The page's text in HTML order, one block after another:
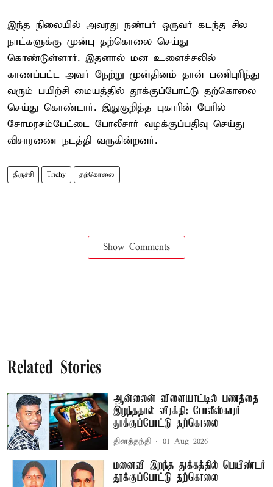
இந்த நிலையில் அவரது நண்பர் ஒருவர் கடந்த சில
நாட்களுக்கு முன்பு தற்கொலை செய்து
கொண்டுள்ளார். இதனால் மன உளைச்சலில்
காணப்பட்ட அவர் நேற்று முன்தினம் தான் பணிபுரிந்து
வரும் பயிற்சி மையத்தில் தூக்குப்போட்டு தற்கொலை
செய்து கொண்டார். இதுகுறித்த புகாரின் பேரில்
சோமரசம்பேட்டை போலீசார் வழக்குப்பதிவு செய்து
விசாரணை நடத்தி வருகின்றனர்.
திருச்சி Trichy தற்கொலை
Show Comments
Related Stories
ஆன்லைன் விளையாட்டில் பணத்தை
இழந்ததால் விரக்தி: போலீஸ்காரர்
தூக்குப்போட்டு தற்கொலை
தினத்தந்தி 01 Aug 2026
மனைவி இறந்த துக்கத்தில் பெயிண்டர்
தூக்குப்போட்டு தற்கொலை